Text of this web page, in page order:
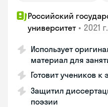
Российский
университет • 2021 г.
Использует
материал для
Готовит учеников к
Защитил
поэзии